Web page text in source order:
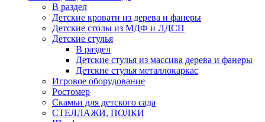
В раздел
Детские кровати из дерева и фанеры
Детские столы из МДФ и ЛДСП
Детские стулья
В раздел
Детские стулья из массива дерева и фанеры
Детские стулья металлокаркас
Игровое оборудование
Ростомер
Скамьи для детского сада
СТЕЛЛАЖИ, ПОЛКИ